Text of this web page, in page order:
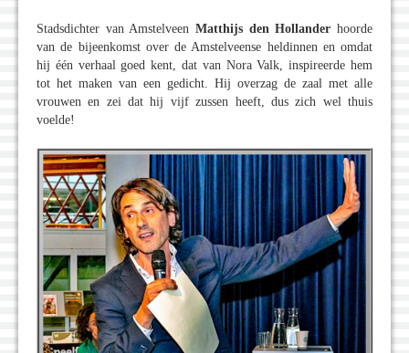
Stadsdichter van Amstelveen Matthijs den Hollander hoorde
van de bijeenkomst over de Amstelveense heldinnen en omdat
hij één verhaal goed kent, dat van Nora Valk, inspireerde hem
tot het maken van een gedicht. Hij overzag de zaal met alle
vrouwen en zei dat hij vijf zussen heeft, dus zich wel thuis
voelde!